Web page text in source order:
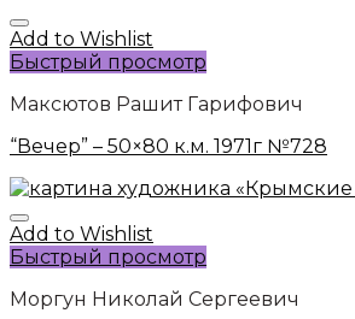
Add to Wishlist
Быстрый просмотр
Максютов Рашит Гарифович
“Вечер” – 50×80 к.м. 1971г №728
Add to Wishlist
Быстрый просмотр
Моргун Николай Сергеевич